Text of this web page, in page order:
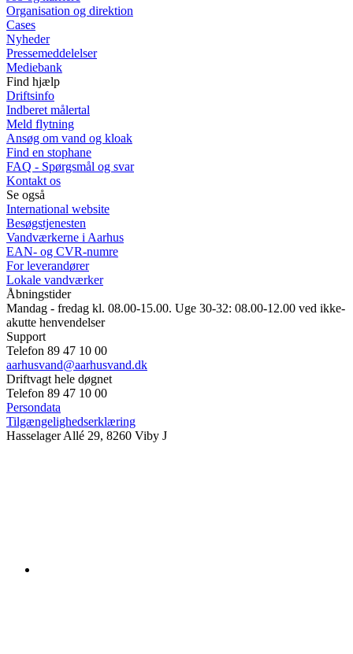
Organisation og direktion
Cases
Nyheder
Pressemeddelelser
Mediebank
Find hjælp
Driftsinfo
Indberet målertal
Meld flytning
Ansøg om vand og kloak
Find en stophane
FAQ - Spørgsmål og svar
Kontakt os
Se også
International website
Besøgstjenesten
Vandværkerne i Aarhus
EAN- og CVR-numre
For leverandører
Lokale vandværker
Åbningstider
Mandag - fredag kl. 08.00-15.00. Uge 30-32: 08.00-12.00 ved ikke-
akutte henvendelser
Support
Telefon 89 47 10 00
aarhusvand@aarhusvand.dk
Driftvagt hele døgnet
Telefon 89 47 10 00
Persondata
Tilgængelighedserklæring
Hasselager Allé 29, 8260 Viby J